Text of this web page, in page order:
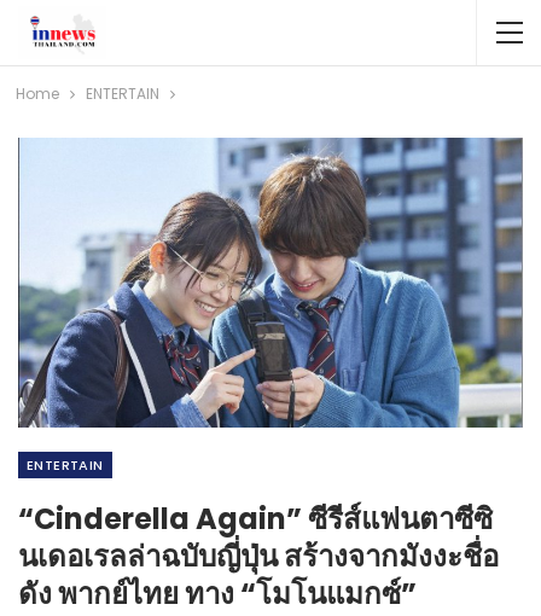
Home ENTERTAIN
ENTERTAIN
“Cinderella Again” ซีรีส์แฟนตาซีซิ
นเดอเรลล่าฉบับญี่ปุ่น สร้างจากมังงะชื่อ
ดัง พากย์ไทย ทาง “โมโนแมกซ์”